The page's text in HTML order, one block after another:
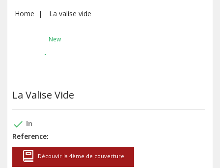
Home La valise vide
New
La Valise Vide
done In
Reference:
Découvir la 4ème de couverture